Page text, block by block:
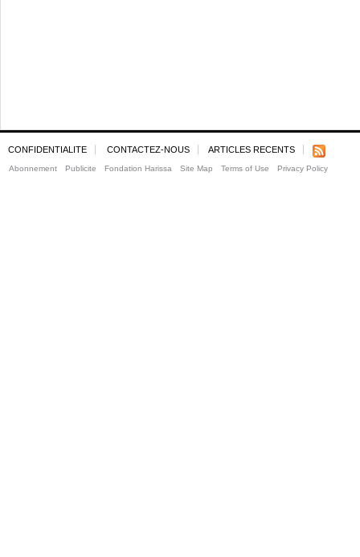
CONFIDENTIALITE CONTACTEZ-NOUS ARTICLES RECENTS
Abonnement Publicite Fondation Harissa Site Map Terms of Use Privacy Policy